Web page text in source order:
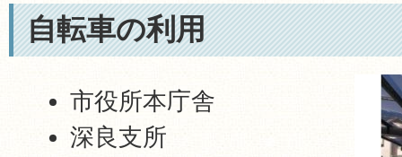
自転車の利用
市役所本庁舎
深良支所